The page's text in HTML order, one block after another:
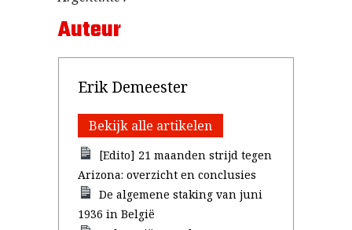
Auteur
Erik Demeester
Bekijk alle artikelen
[Edito] 21 maanden strijd tegen
Arizona: overzicht en conclusies
De algemene staking van juni
1936 in België